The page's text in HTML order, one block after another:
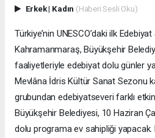
Erkek| Kadın (Haberi Sesli Oku)
Türkiye’nin UNESCO’daki ilk
Kahramanmaraş, Büyükşehir
faaliyetleriyle edebiyat dolu günler
Mevlâna İdris Kültür Sanat Sezonu
grubundan edebiyatseveri farklı
Büyükşehir Belediyesi, 10 Haziran
dolu programa ev sahipliği yapacak.